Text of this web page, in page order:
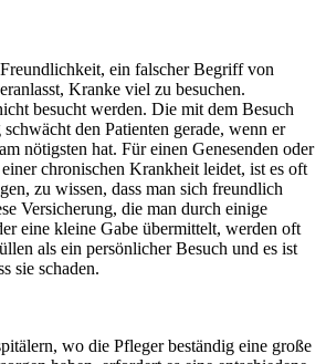
ein falscher Begriff von
Kranke viel zu besuchen.
besucht werden. Die mit dem Besuch
den Patienten gerade, wenn er
nötigsten hat. Für einen Genesenden oder
chronischen Krankheit leidet, ist es oft
zu wissen, dass man sich freundlich
Versicherung, die man durch einige
eine kleine Gabe übermittelt, werden oft
als ein persönlicher Besuch und es ist
sie schaden.
wo die Pfleger beständig eine große